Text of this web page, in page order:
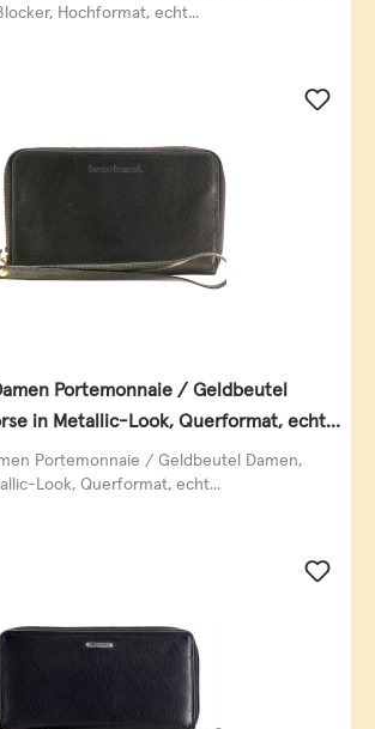
Hochformat, echt...
Portemonnaie / Geldbeutel
in Metallic-Look, Querformat, echt
goldPortemonnaie / Geldbeutel Damen,
Look, Querformat, echt...